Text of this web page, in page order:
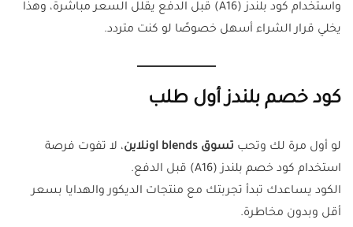
واستخدام كود بلندز (A16) قبل الدفع يقلل السعر مباشرة، وهذا
يخلي قرار الشراء أسهل خصوصًا لو كنت متردد.
كود خصم بلندز أول طلب
لو أول مرة لك وتحب تسوق blends اونلاين
، لا تفوت فرصة
استخدام كود خصم بلندز (A16) قبل الدفع.
الكود يساعدك تبدأ تجربتك مع منتجات الديكور والهدايا بسعر
أقل وبدون مخاطرة.